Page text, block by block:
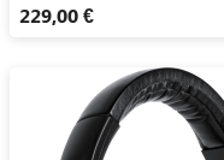
229,00 €